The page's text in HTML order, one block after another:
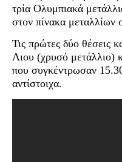
τρία Ολυμπιακά
στον πίνακα μεταλλίων
Τις πρώτες δύο θέσεις
Λιου (χρυσό μετάλλιο)
που συγκέντρωσαν
αντίστοιχα.